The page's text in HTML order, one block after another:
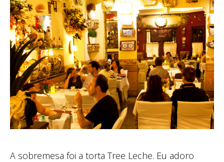
A sobremesa foi a torta Tree Leche. Eu adoro